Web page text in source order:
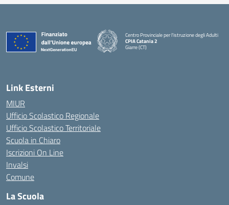
Centro Provinciale per l'istruzione degli Adulti
CPIA Catania 2
Giarre (CT)
Link Esterni
MIUR
Ufficio Scolastico Regionale
Ufficio Scolastico Territoriale
Scuola in Chiaro
Iscrizioni On Line
Invalsi
Comune
La Scuola